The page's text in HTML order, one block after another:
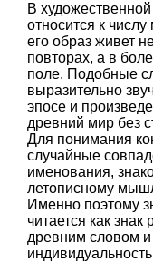
В
относится к
его образ живет
повторах, а в
поле. Подобные
выразительно
эпосе и
древний мир без
Для понимания
случайные
именования,
летописному
Именно поэтому
читается как
древним словом